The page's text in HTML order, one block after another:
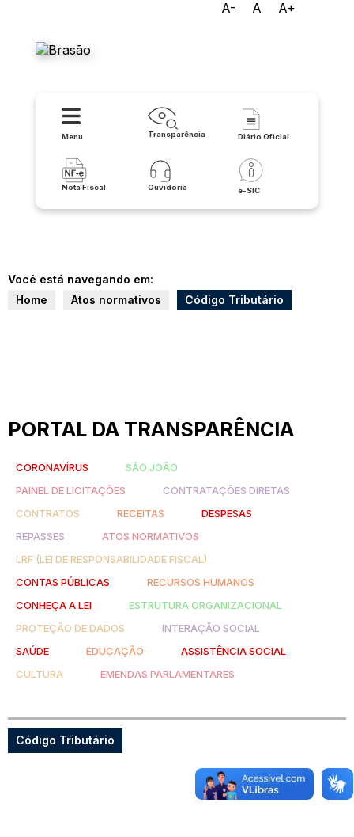
A- A A+
Menu Transparência Diário Oficial
Nota Fiscal Ouvidoria e-SIC
Você está navegando em:
Home
Atos normativos Código Tributário
PORTAL DA TRANSPARÊNCIA
CORONAVÍRUS
SÃO JOÃO
PAINEL DE LICITAÇÕES
CONTRATAÇÕES DIRETAS
CONTRATOS
RECEITAS
DESPESAS
REPASSES
ATOS NORMATIVOS
LRF (LEI DE RESPONSABILIDADE FISCAL)
CONTAS PÚBLICAS
RECURSOS HUMANOS
CONHEÇA A LEI
ESTRUTURA ORGANIZACIONAL
PROTEÇÃO DE DADOS
INTERAÇÃO SOCIAL
SAÚDE
EDUCAÇÃO
ASSISTÊNCIA SOCIAL
CULTURA
EMENDAS PARLAMENTARES
Código Tributário